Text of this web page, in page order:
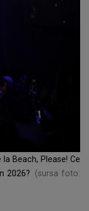
Beach, Please! Ce
2026?
(sursa foto: